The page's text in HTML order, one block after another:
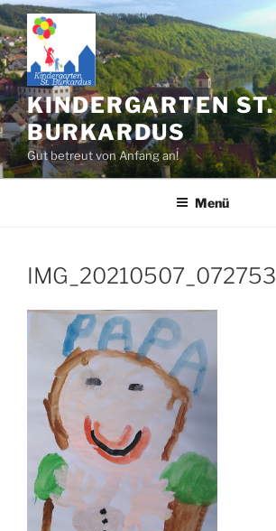
Zum
Inhalt
springen
KINDERGARTEN ST.
BURKARDUS
Gut betreut von Anfang an!
Menü
IMG_20210507_072753